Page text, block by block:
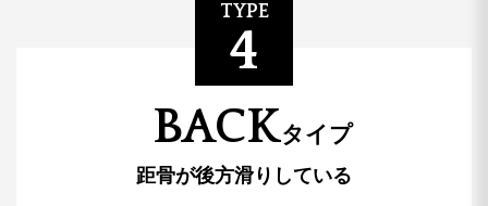
TYPE
4
BACKタイプ
距骨が後方滑りしている